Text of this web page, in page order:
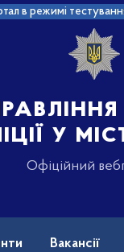
в режимі
у
Офіційний
Вакансії